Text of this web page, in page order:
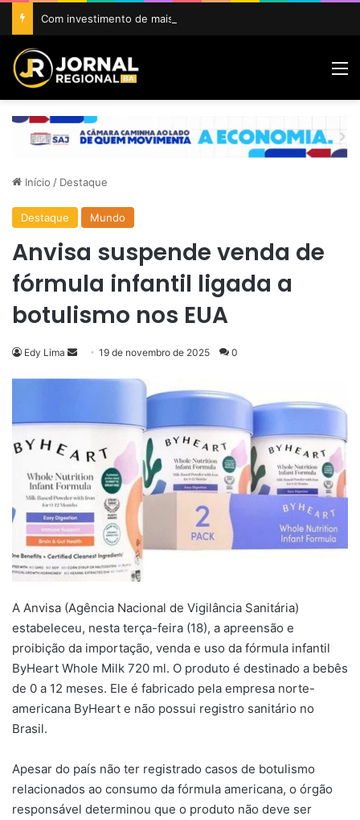
Início / Destaque
Destaque Mundo
Anvisa suspende venda de
fórmula infantil ligada a
botulismo nos EUA
Edy Lima
Mande19 de novembro de 2025 0
A Anvisa (Agência Nacional de Vigilância Sanitária)
estabeleceu, nesta terça-feira (18), a apreensão e
proibição da importação, venda e uso da fórmula infantil
ByHeart Whole Milk 720 ml. O produto é destinado a bebês
de 0 a 12 meses. Ele é fabricado pela empresa norte-
americana ByHeart e não possui registro sanitário no
Brasil.
Apesar do país não ter registrado casos de botulismo
relacionados ao consumo da fórmula americana, o órgão
responsável determinou que o produto não deve ser